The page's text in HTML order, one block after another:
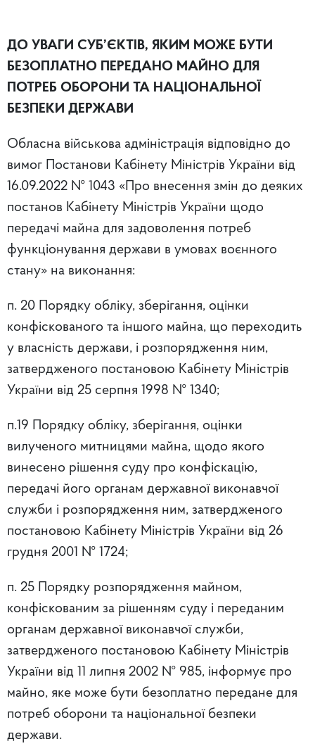
ДО УВАГИ СУБ’ЄКТІВ, ЯКИМ МОЖЕ БУТИ
БЕЗОПЛАТНО ПЕРЕДАНО МАЙНО ДЛЯ
ПОТРЕБ ОБОРОНИ ТА НАЦІОНАЛЬНОЇ
БЕЗПЕКИ ДЕРЖАВИ
Обласна військова адміністрація відповідно до
вимог Постанови Кабінету Міністрів України від
16.09.2022 № 1043 «Про внесення змін до деяких
постанов Кабінету Міністрів України щодо
передачі майна для задоволення потреб
функціонування держави в умовах воєнного
стану» на виконання:
п. 20 Порядку обліку, зберігання, оцінки
конфіскованого та іншого майна, що переходить
у власність держави, і розпорядження ним,
затвердженого постановою Кабінету Міністрів
України від 25 серпня 1998 № 1340;
п.19 Порядку обліку, зберігання, оцінки
вилученого митницями майна, щодо якого
винесено рішення суду про конфіскацію,
передачі його органам державної виконавчої
служби і розпорядження ним, затвердженого
постановою Кабінету Міністрів України від 26
грудня 2001 № 1724;
п. 25 Порядку розпорядження майном,
конфіскованим за рішенням суду і переданим
органам державної виконавчої служби,
затвердженого постановою Кабінету Міністрів
України від 11 липня 2002 № 985, інформує про
майно, яке може бути безоплатно передане для
потреб оборони та національної безпеки
держави.